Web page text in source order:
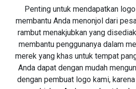
Penting untuk mendapatkan
membantu Anda menonjol dari
rambut menakjubkan yang
membantu penggunanya dalam
merek yang khas untuk tempat
Anda dapat dengan mudah
dengan pembuat logo kami, karena